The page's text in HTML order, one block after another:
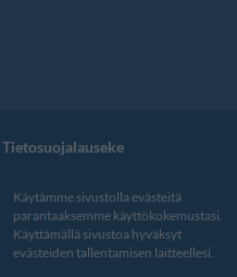
Tietosuojalauseke
Käytämme sivustolla evästeitä
parantaaksemme käyttökokemustasi.
Käyttämällä sivustoa hyväksyt
evästeiden tallentamisen laitteellesi.